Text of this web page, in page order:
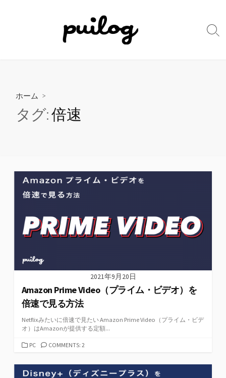
検
ホーム >
タグ:倍速
2021年9月20日
Amazon Prime Video（プライム・ビデオ）を
倍速で見る方法
Netflixみたいに倍速で見たい Amazon Prime Video（プライム・ビデ
オ）はAmazonが提供する定額...
カ
ゴ
リ
PC COMMENTS: 2